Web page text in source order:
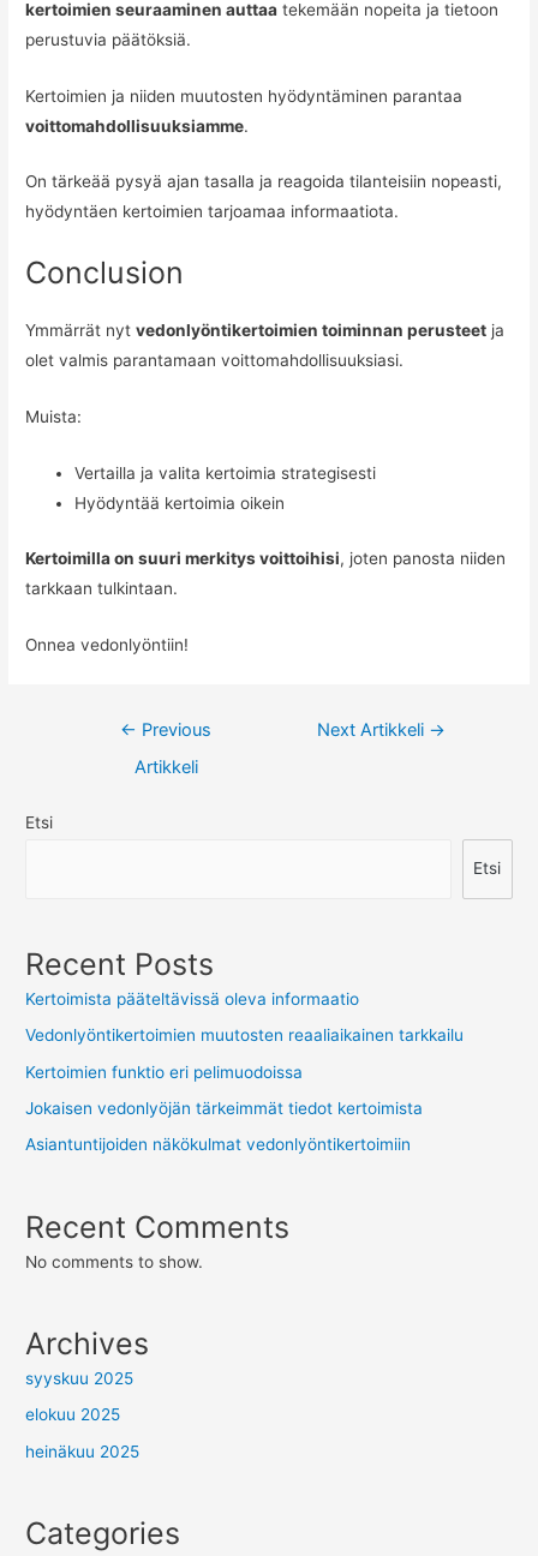
kertoimien seuraaminen auttaa tekemään nopeita ja tietoon
perustuvia päätöksiä.
Kertoimien ja niiden muutosten hyödyntäminen parantaa
voittomahdollisuuksiamme.
On tärkeää pysyä ajan tasalla ja reagoida tilanteisiin nopeasti,
hyödyntäen kertoimien tarjoamaa informaatiota.
Conclusion
Ymmärrät nytvedonlyöntikertoimien toiminnan perusteet ja
olet valmis parantamaan voittomahdollisuuksiasi.
Muista:
Vertailla ja valita kertoimia strategisesti
Hyödyntää kertoimia oikein
Kertoimilla on suuri merkitys voittoihisi, joten panosta niiden
tarkkaan tulkintaan.
Onnea vedonlyöntiin!
Artikkelien
selaus
← Previous
Artikkeli
Next Artikkeli →
Etsi
Etsi
Recent Posts
Kertoimista pääteltävissä oleva informaatio
Vedonlyöntikertoimien muutosten reaaliaikainen tarkkailu
Kertoimien funktio eri pelimuodoissa
Jokaisen vedonlyöjän tärkeimmät tiedot kertoimista
Asiantuntijoiden näkökulmat vedonlyöntikertoimiin
Recent Comments
No comments to show.
Archives
syyskuu 2025
elokuu 2025
heinäkuu 2025
Categories